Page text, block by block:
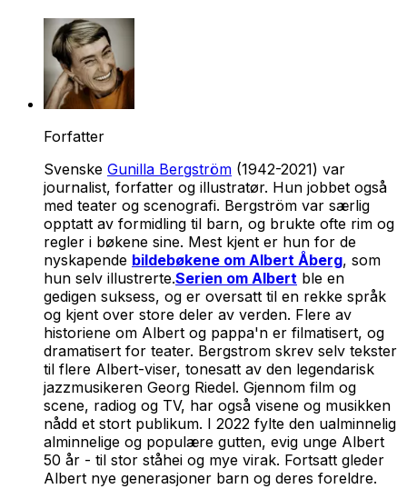
Forfatter
Svenske Gunilla Bergström (1942-2021) var
journalist, forfatter og illustratør. Hun jobbet også
med teater og scenografi. Bergström var særlig
opptatt av formidling til barn, og brukte ofte rim og
regler i bøkene sine. Mest kjent er hun for de
nyskapende bildebøkene om Albert Åberg, som
hun selv illustrerte.Serien om Albert ble en
gedigen suksess, og er oversatt til en rekke språk
og kjent over store deler av verden. Flere av
historiene om Albert og pappa'n er filmatisert, og
dramatisert for teater. Bergstrom skrev selv tekster
til flere Albert-viser, tonesatt av den legendarisk
jazzmusikeren Georg Riedel. Gjennom film og
scene, radiog og TV, har også visene og musikken
nådd et stort publikum. I 2022 fylte den ualminnelig
alminnelige og populære gutten, evig unge Albert
50 år - til stor ståhei og mye virak. Fortsatt gleder
Albert nye generasjoner barn og deres foreldre.